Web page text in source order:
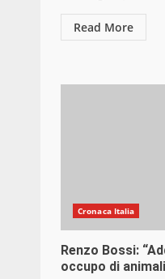
Read More
Cronaca Italia
Renzo Bossi:
occupo di